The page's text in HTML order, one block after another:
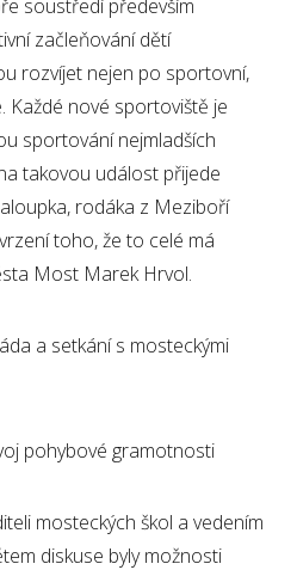
soustředí především
začleňování dětí
rozvíjet nejen po sportovní,
Každé nové sportoviště je
sportování nejmladších
takovou událost přijede
rodáka z Meziboří
toho, že to celé má
Most Marek Hrvol.
a setkání s mosteckými
pohybové gramotnosti
mosteckých škol a vedením
diskuse byly možnosti